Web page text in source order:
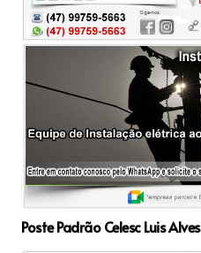
Poste Padrão Celesc Luis Alves